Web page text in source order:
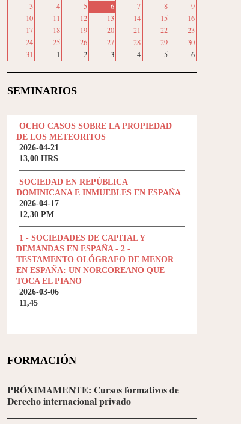
3
4 5 6 7 8
9
10
11 12 13 14 15
16
17
18 19 20 21 22
23
24
25 26 27 28 29
30
31
1 2 3 4 5 6
SEMINARIOS
OCHO CASOS SOBRE LA PROPIEDAD
DE LOS METEORITOS
2026-04-21
13,00 HRS
SOCIEDAD EN REPÚBLICA
DOMINICANA E INMUEBLES EN ESPAÑA
2026-04-17
12,30 PM
1 - SOCIEDADES DE CAPITAL Y
DEMANDAS EN ESPAÑA - 2 -
TESTAMENTO OLÓGRAFO DE MENOR
EN ESPAÑA: UN NORCOREANO QUE
TOCA EL PIANO
2026-03-06
11,45
FORMACIÓN
PRÓXIMAMENTE: Cursos formativos de
Derecho internacional privado